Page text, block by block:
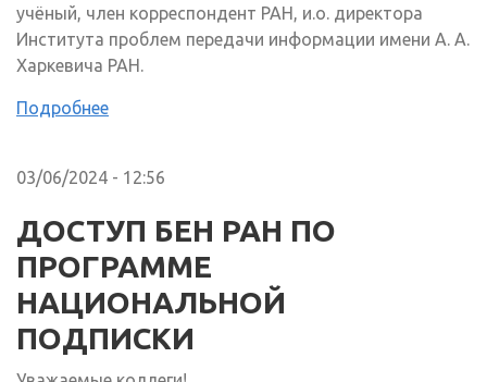
учёный, член корреспондент РАН, и.о. директора
Института проблем передачи информации имени А. А.
Харкевича РАН.
Подробнее
03/06/2024 - 12:56
ДОСТУП БЕН РАН ПО
ПРОГРАММЕ
НАЦИОНАЛЬНОЙ
ПОДПИСКИ